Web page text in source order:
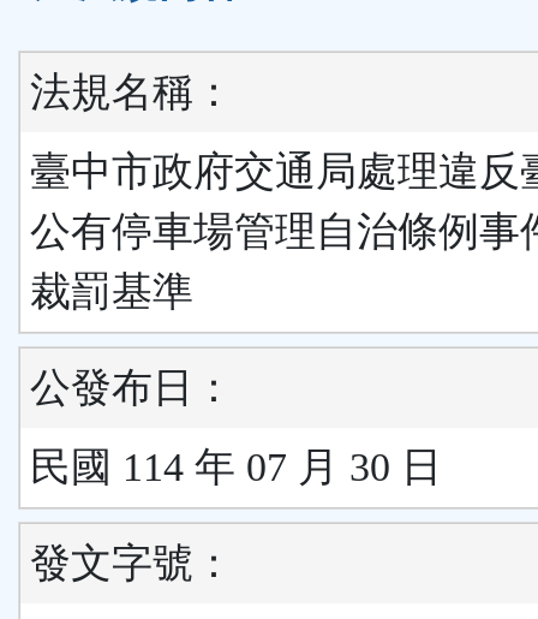
法規名稱：
臺中市政府交通局處理違反
公有停車場管理自治條例事
裁罰基準
公發布日：
民國 114 年 07 月 30 日
發文字號：